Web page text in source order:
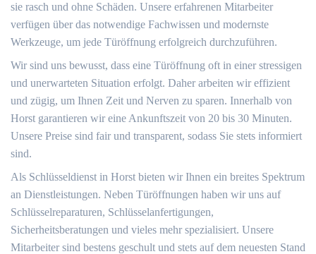
sie rasch und ohne Schäden. Unsere erfahrenen Mitarbeiter
verfügen über das notwendige Fachwissen und modernste
Werkzeuge, um jede Türöffnung erfolgreich durchzuführen.
Wir sind uns bewusst, dass eine Türöffnung oft in einer stressigen
und unerwarteten Situation erfolgt. Daher arbeiten wir effizient
und zügig, um Ihnen Zeit und Nerven zu sparen. Innerhalb von
Horst garantieren wir eine Ankunftszeit von 20 bis 30 Minuten.
Unsere Preise sind fair und transparent, sodass Sie stets informiert
sind.
Als Schlüsseldienst in Horst bieten wir Ihnen ein breites Spektrum
an Dienstleistungen. Neben Türöffnungen haben wir uns auf
Schlüsselreparaturen, Schlüsselanfertigungen,
Sicherheitsberatungen und vieles mehr spezialisiert. Unsere
Mitarbeiter sind bestens geschult und stets auf dem neuesten Stand